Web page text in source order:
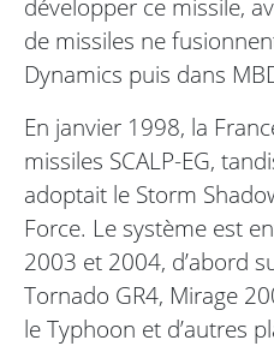
développer ce missile,
de missiles ne
Dynamics puis dans
En janvier 1998, la
missiles SCALP-EG,
adoptait le Storm
Force. Le système est
2003 et 2004, d’abord
Tornado GR4, Mirage
le Typhoon et d’autres